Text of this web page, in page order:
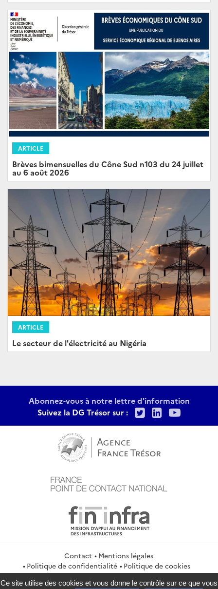
ARTICLE
Brèves bimensuelles du Cône Sud n103 du 24 juillet
au 6 août 2026
ARTICLE
Le secteur de l'électricité au Nigéria
Abonnez-vous à notre lettre d'information
Suivez la DG Trésor sur :
TwitterLinkedIn
Contact
Mentions légales
Politique de confidentialité
Politique de cookies
Gestion des cookies
Flux RSS
Ce site utilise des cookies et vous donne le contrôle sur ce que vous